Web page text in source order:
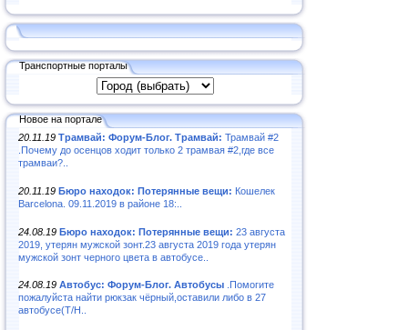
Транспортные порталы
Новое на портале
20.11.19 Трамвай: Форум-Блог. Трамвай: Трамвай #2
.Почему до осенцов ходит только 2 трамвая #2,где все
трамваи?..
20.11.19 Бюро находок: Потерянные вещи: Кошелек
Barcelona. 09.11.2019 в районе 18:..
24.08.19 Бюро находок: Потерянные вещи: 23 августа
2019, утерян мужской зонт.23 августа 2019 года утерян
мужской зонт черного цвета в автобусе..
24.08.19 Автобус: Форум-Блог. Автобусы .Помогите
пожалуйста найти рюкзак чёрный,оставили либо в 27
автобусе(Т/Н..